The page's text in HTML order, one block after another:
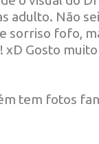
adulto. Não
sorriso fofo,
xD Gosto
tem fotos